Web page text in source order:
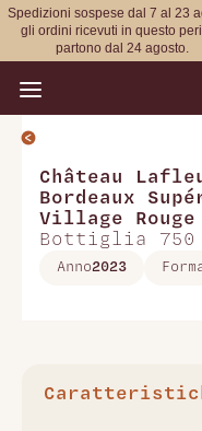
Spedizioni sospese dal 7 al 23
gli ordini ricevuti in questo
partono dal 24 agosto.
Château
Bordeaux
Village Rouge
Bottiglia 750
Anno2023